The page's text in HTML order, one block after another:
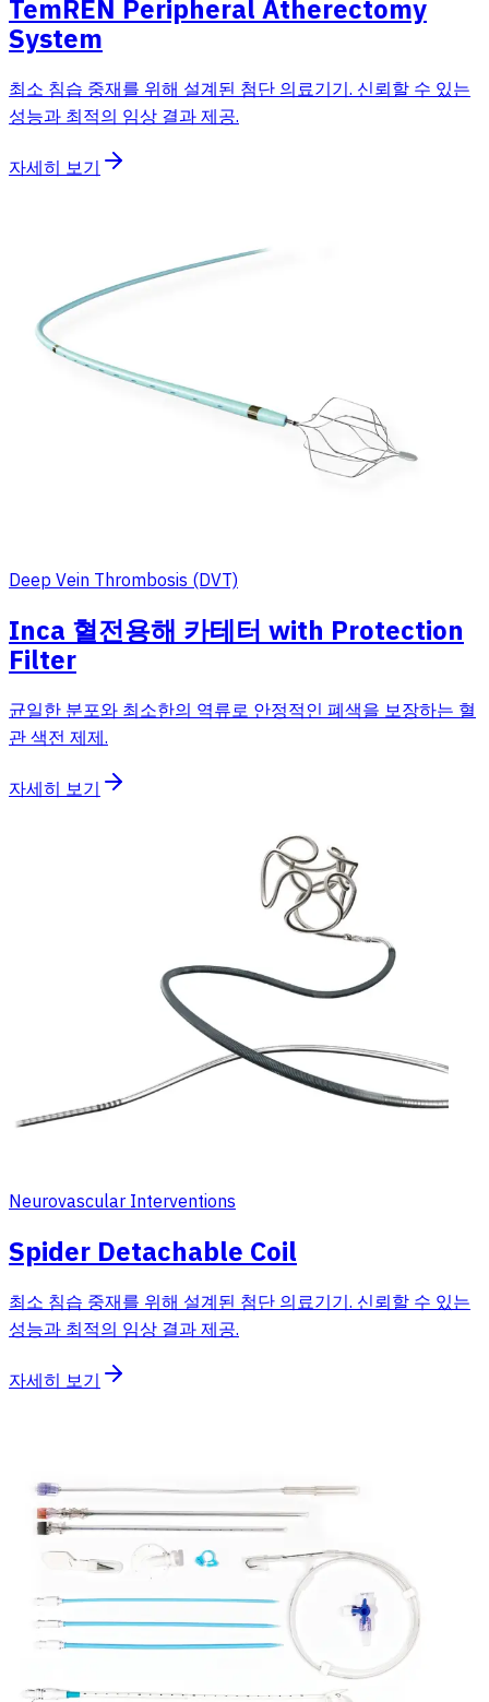
TemREN Peripheral Atherectomy
System
최소 침습 중재를 위해 설계된 첨단 의료기기. 신뢰할 수 있는
성능과 최적의 임상 결과 제공.
자세히 보기
Deep Vein Thrombosis (DVT)
Inca 혈전용해 카테터 with Protection
Filter
균일한 분포와 최소한의 역류로 안정적인 폐색을 보장하는 혈
관 색전 제제.
자세히 보기
Neurovascular Interventions
Spider Detachable Coil
최소 침습 중재를 위해 설계된 첨단 의료기기. 신뢰할 수 있는
성능과 최적의 임상 결과 제공.
자세히 보기